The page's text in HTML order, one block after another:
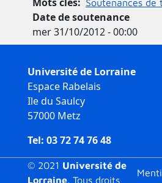
Soutenances de
Date de soutenance
mer 31/10/2012 - 00:00
Université de Lorraine
Espace Rabelais
Ile du Saulcy
57000 Metz
Tel: 03 72 74 76 48
© 2021 Université de
Lorraine. Tous droits